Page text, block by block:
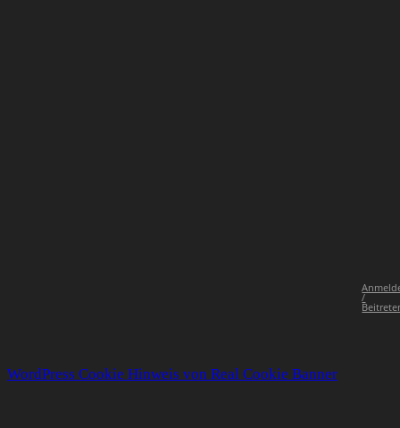
/
WordPress Cookie Hinweis von Real Cookie Banner